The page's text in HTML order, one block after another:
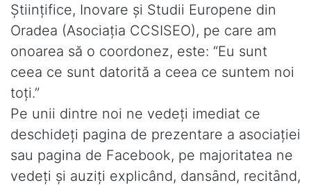
Ştiinţifice, Inovare şi Studii Europene din
Oradea (Asociaţia CCSISEO), pe care am
onoarea să o coordonez, este: “Eu sunt
ceea ce sunt datorită a ceea ce suntem noi
toți.”
Pe unii dintre noi ne vedeți imediat ce
deschideţi pagina de prezentare a asociaţiei
sau pagina de Facebook, pe majoritatea ne
vedeți și auziți explicând, dansȃnd, recitȃnd,